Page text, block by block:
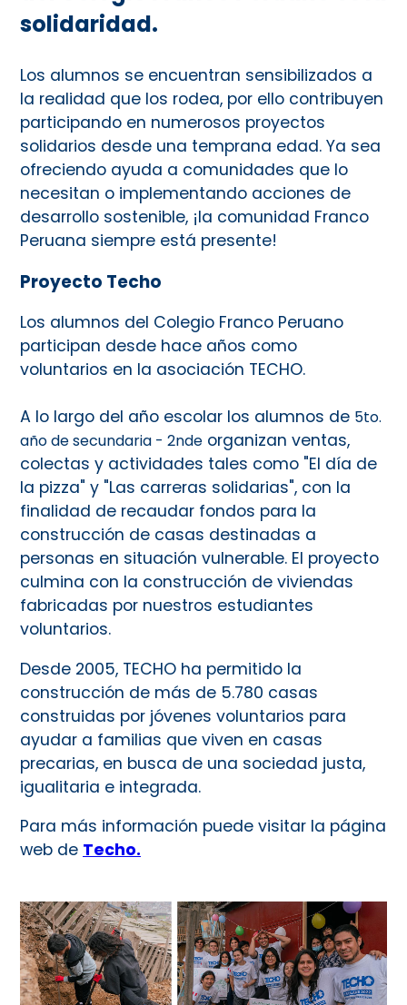
solidaridad.
Los alumnos se encuentran sensibilizados a
la realidad que los rodea, por ello contribuyen
participando en numerosos proyectos
solidarios desde una temprana edad. Ya sea
ofreciendo ayuda a comunidades que lo
necesitan o implementando acciones de
desarrollo sostenible, ¡la comunidad Franco
Peruana siempre está presente!
Proyecto Techo
Los alumnos del Colegio Franco Peruano
participan desde hace años como
voluntarios en la asociación TECHO.
A lo largo del año escolar los alumnos de 5to.
año de secundaria - 2nde organizan ventas,
colectas y actividades tales como "El día de
la pizza" y "Las carreras solidarias", con la
finalidad de recaudar fondos para la
construcción de casas destinadas a
personas en situación vulnerable. El proyecto
culmina con la construcción de viviendas
fabricadas por nuestros estudiantes
voluntarios.
Desde 2005, TECHO ha permitido la
construcción de más de 5.780 casas
construidas por jóvenes voluntarios para
ayudar a familias que viven en casas
precarias, en busca de una sociedad justa,
igualitaria e integrada.
Para más información puede visitar la página
web de Techo.